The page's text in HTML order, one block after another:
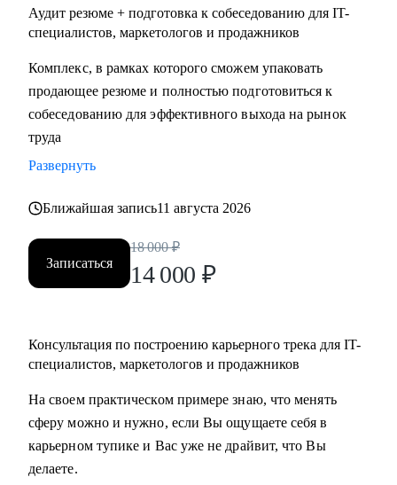
Аудит резюме + подготовка к собеседованию для IT-
специалистов, маркетологов и продажников
Комплекс, в рамках которого сможем упаковать
продающее резюме и полностью подготовиться к
собеседованию для эффективного выхода на рынок
труда
Развернуть
Ближайшая запись11 августа 2026
Записаться
18 000 ₽
14 000 ₽
Консультация по построению карьерного трека для IT-
специалистов, маркетологов и продажников
На своем практическом примере знаю, что менять
сферу можно и нужно, если Вы ощущаете себя в
карьерном тупике и Вас уже не драйвит, что Вы
делаете.